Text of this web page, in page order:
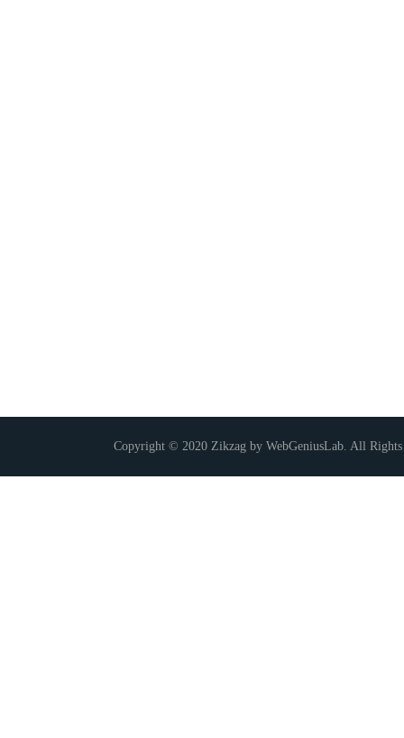
Copyright © 2020 Zikzag by WebGeniusLab. All Rights